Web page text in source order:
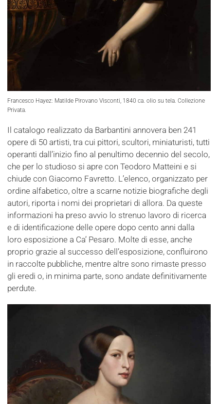
Francesco Hayez: Matilde Pirovano Visconti, 1840 ca. olio su tela. Collezione
Privata.
Il catalogo realizzato da Barbantini annovera ben 241
opere di 50 artisti, tra cui pittori, scultori, miniaturisti, tutti
operanti dall’inizio fino al penultimo decennio del secolo,
che per lo studioso si apre con Teodoro Matteini e si
chiude con Giacomo Favretto. L’elenco, organizzato per
ordine alfabetico, oltre a scarne notizie biografiche degli
autori, riporta i nomi dei proprietari di allora. Da queste
informazioni ha preso avvio lo strenuo lavoro di ricerca
e di identificazione delle opere dopo cento anni dalla
loro esposizione a Ca’ Pesaro. Molte di esse, anche
proprio grazie al successo dell’esposizione, confluirono
in raccolte pubbliche, mentre altre sono rimaste presso
gli eredi o, in minima parte, sono andate definitivamente
perdute.